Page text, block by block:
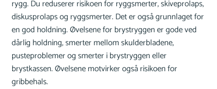
rygg. Du reduserer risikoen for ryggsmerter, skiveprolaps,
diskusprolaps og ryggsmerter. Det er også grunnlaget for
en god holdning. Øvelsene for brystryggen er gode ved
dårlig holdning, smerter mellom skulderbladene,
pusteproblemer og smerter i brystryggen eller
brystkassen. Øvelsene motvirker også risikoen for
gribbehals.